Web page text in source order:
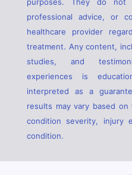
professional advice, or
healthcare provider
treatment. Any content,
studies, and
experiences is
interpreted as a
results may vary based
condition severity, injury
condition.